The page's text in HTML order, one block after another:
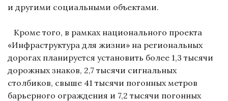
и другими социальными объектами.
Кроме того, в рамках национального проекта
«Инфраструктура для жизни» на региональных
дорогах планируется установить более 1,3 тысячи
дорожных знаков, 2,7 тысячи сигнальных
столбиков, свыше 41 тысячи погонных метров
барьерного ограждения и 7,2 тысячи погонных